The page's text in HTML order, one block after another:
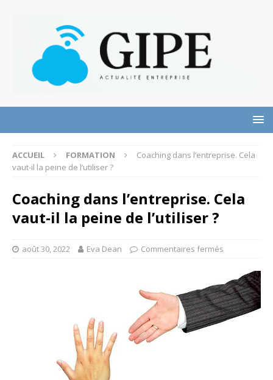
ACCUEIL FORMATION
Coaching dans l’entreprise. Cela
vaut-il la peine de l’utiliser ?
Coaching dans l’entreprise. Cela
vaut-il la peine de l’utiliser ?
août 30, 2022 Eva Dean Commentaires fermés